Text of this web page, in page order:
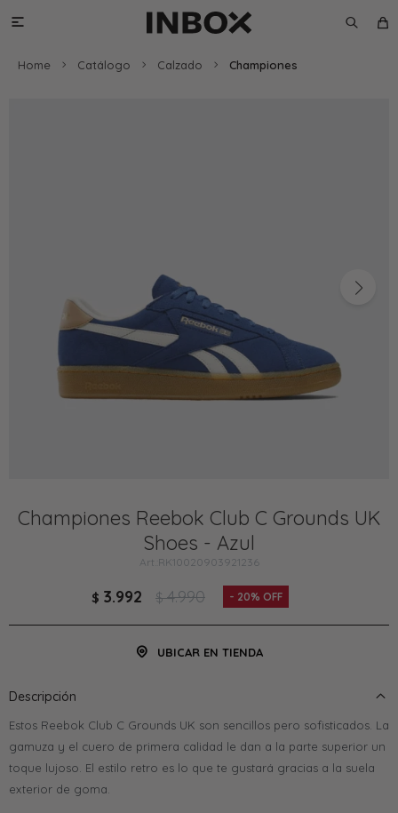

Home Catálogo Calzado Championes
Championes Reebok Club C Grounds UK
Shoes - Azul
RK10020903921236
$ 3.992 $ 4.990 20
UBICAR EN TIENDA
Descripción
Estos Reebok Club C Grounds UK son sencillos pero sofisticados. La
gamuza y el cuero de primera calidad le dan a la parte superior un
toque lujoso. El estilo retro es lo que te gustará gracias a la suela
exterior de goma.